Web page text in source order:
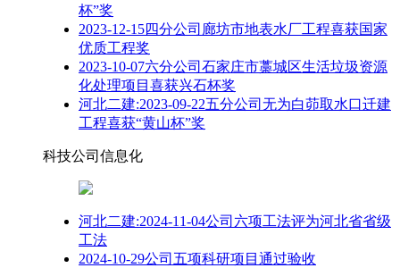
杯”奖
2023-12-15四分公司廊坊市地表水厂工程喜获国家
优质工程奖
2023-10-07六分公司石家庄市藁城区生活垃圾资源
化处理项目喜获兴石杯奖
河北二建:2023-09-22五分公司无为白茆取水口迁建
工程喜获“黄山杯”奖
科技公司信息化
河北二建:2024-11-04公司六项工法评为河北省省级
工法
2024-10-29公司五项科研项目通过验收